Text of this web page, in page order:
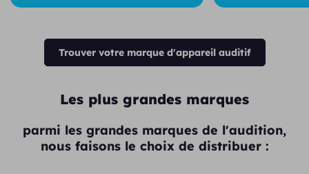
Trouver votre marque d'appareil auditif
Les plus grandes marques
parmi les grandes marques de l'audition,
nous faisons le choix de distribuer :